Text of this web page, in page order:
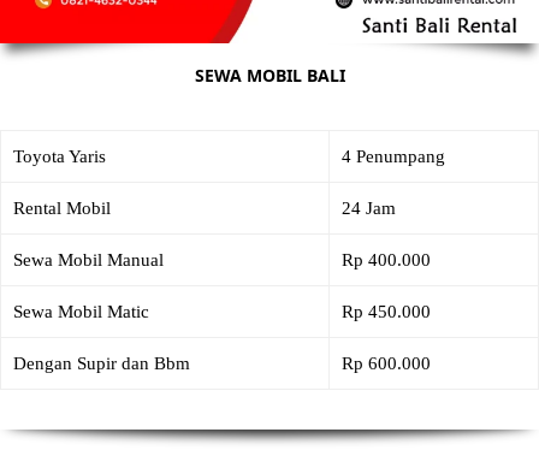
SEWA MOBIL BALI
Toyota Yaris 4 Penumpang
Rental Mobil 24 Jam
Sewa Mobil Manual Rp 400.000
Sewa Mobil Matic Rp 450.000
Dengan Supir dan Bbm Rp 600.000